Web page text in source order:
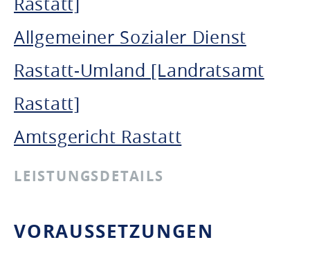
Allgemeiner Sozialer Dienst
Rastatt-Umland [Landratsamt
Rastatt]
Amtsgericht Rastatt
LEISTUNGSDETAILS
VORAUSSETZUNGEN